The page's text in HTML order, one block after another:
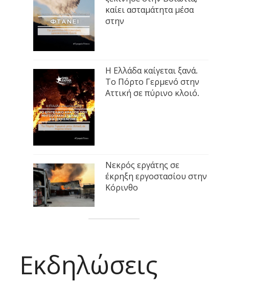
καίει ασταμάτητα μέσα
στην
Η Ελλάδα καίγεται ξανά.
Το Πόρτο Γερμενό στην
Αττική σε πύρινο κλοιό.
Νεκρός εργάτης σε
έκρηξη εργοστασίου στην
Κόρινθο
Εκδηλώσεις